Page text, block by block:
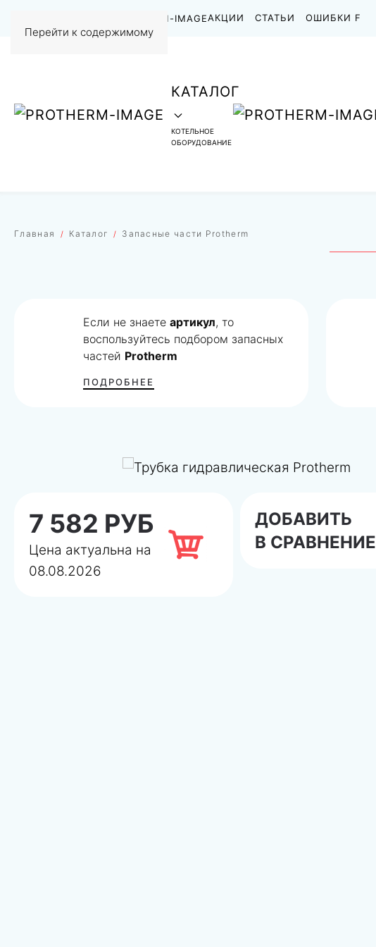
Перейти к содержимому
АКЦИИ СТАТЬИ ОШИБКИ F
КАТАЛОГ
КОТЕЛЬНОЕ
ОБОРУДОВАНИЕ
Главная Каталог Запасные части Protherm
Если не знаетеартикул, то
воспользуйтесь подбором запасных
частей Protherm
ПОДРОБНЕЕ
7 582 РУБ
Цена актуальна на
08.08.2026
ДОБАВИТЬ
В СРАВНЕНИЕ